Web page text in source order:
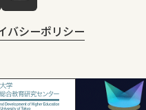
バシーポリシー